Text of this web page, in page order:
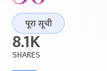
पूरा सूची
8.1K
SHARES